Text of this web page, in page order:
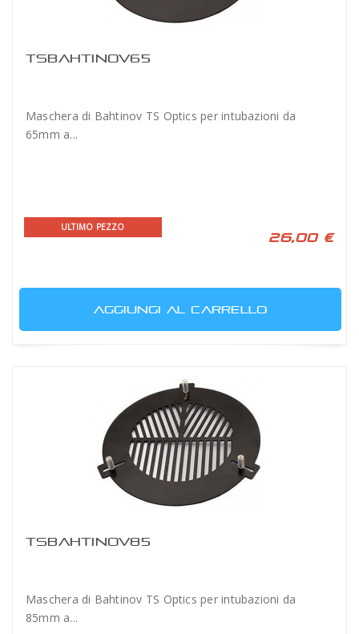
TSBAHTINOV65
Maschera di Bahtinov TS Optics per intubazioni da
65mm a...
ULTIMO PEZZO
26,00 €
AGGIUNGI AL CARRELLO
TSBAHTINOV85
Maschera di Bahtinov TS Optics per intubazioni da
85mm a...